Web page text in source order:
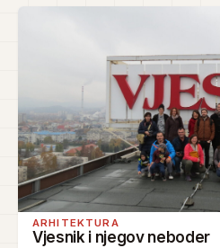
ARHITEKTURA
Vjesnik i njegov neboder